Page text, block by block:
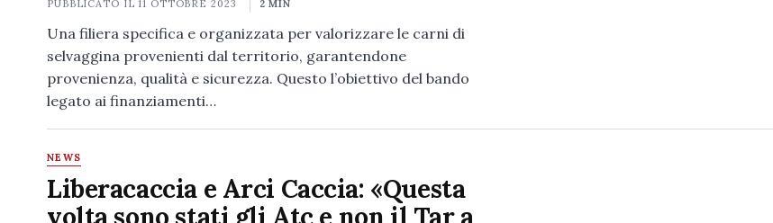
PUBBLICATO IL11 OTTOBRE 2023 2 MIN
Una filiera specifica e organizzata per valorizzare le carni di
selvaggina provenienti dal territorio, garantendone
provenienza, qualità e sicurezza. Questo l’obiettivo del bando
legato ai finanziamenti…
NEWS
Liberacaccia e Arci Caccia: «Questa